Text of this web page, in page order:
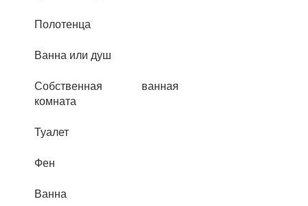
Полотенца
Ванна или душ
Собственная ванная
комната
Туалет
Фен
Ванна